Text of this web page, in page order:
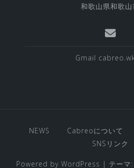
和歌山県和歌山
Gmail
NEWS Cabreoについて
SNSリンク
Powered by WordPress | テーマ: